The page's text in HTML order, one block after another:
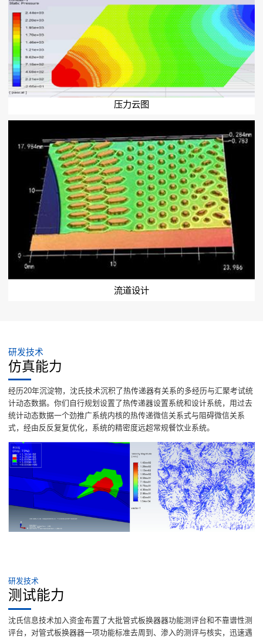
压力云图
流道设计
研发技术
仿真能力
经历20年沉淀物，沈氏技术沉积了热传递器有关系的多经历与汇聚考试统
计动态数据。你们自行规划设置了热传递器设置系统和设计系统，用过去
统计动态数据一个劲推广系统内核的热传递微信关系式与阻碍微信关系
式，经由反反复复优化，系统的精密度远超常规餐饮业系统。
研发技术
测试能力
沈氏信息技术加入资金布置了大批管式板换器器功能测评台和不靠谱性测
评台，对管式板换器器一项功能标准去周到、渗入的测评与核实，迅速遇